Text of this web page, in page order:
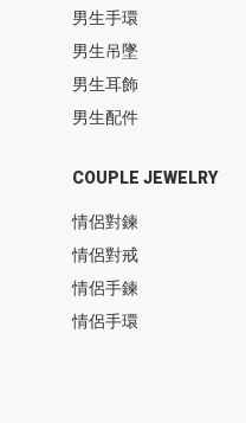
男生手環
男生吊墜
男生耳飾
男生配件
COUPLE JEWELRY
情侶對鍊
情侶對戒
情侶手鍊
情侶手環